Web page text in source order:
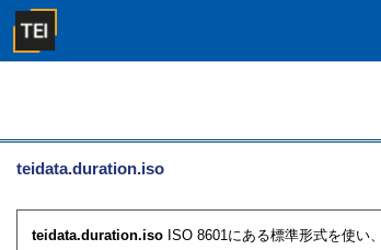
teidata.duration.iso
teidata.duration.iso ISO 8601にある標準形式を使い